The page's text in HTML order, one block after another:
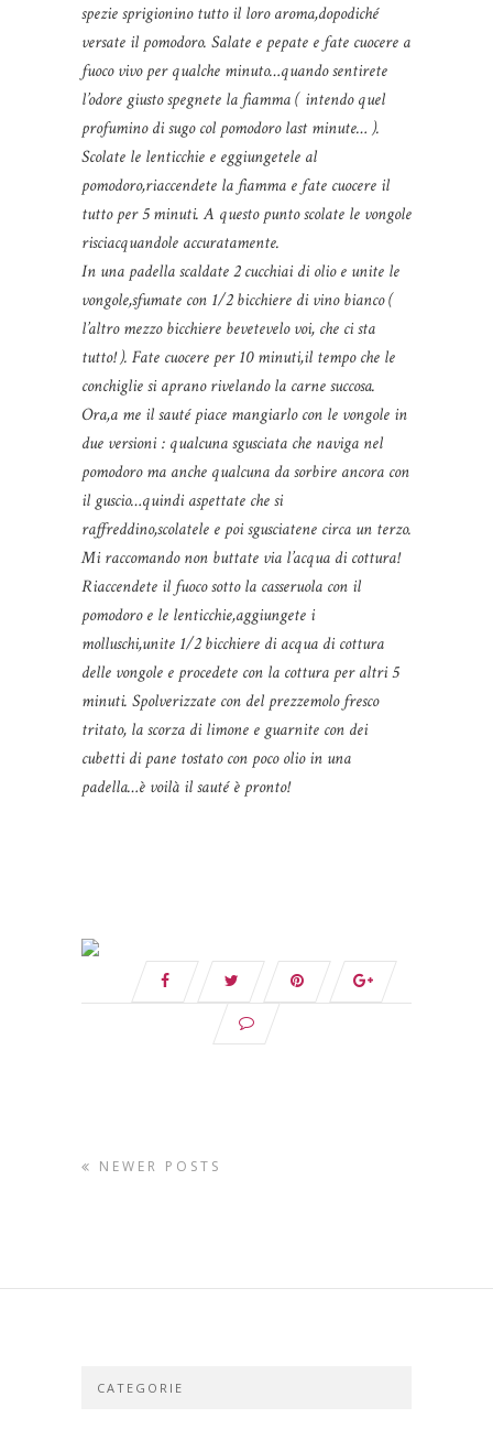
spezie sprigionino tutto il loro aroma,dopodiché
versate il pomodoro. Salate e pepate e fate cuocere a
fuoco vivo per qualche minuto…quando sentirete
l’odore giusto spegnete la fiamma ( intendo quel
profumino di sugo col pomodoro last minute… ).
Scolate le lenticchie e eggiungetele al
pomodoro,riaccendete la fiamma e fate cuocere il
tutto per 5 minuti. A questo punto scolate le vongole
risciacquandole accuratamente.
In una padella scaldate 2 cucchiai di olio e unite le
vongole,sfumate con 1/2 bicchiere di vino bianco (
l’altro mezzo bicchiere bevetevelo voi, che ci sta
tutto! ). Fate cuocere per 10 minuti,il tempo che le
conchiglie si aprano rivelando la carne succosa.
Ora,a me il sauté piace mangiarlo con le vongole in
due versioni : qualcuna sgusciata che naviga nel
pomodoro ma anche qualcuna da sorbire ancora con
il guscio…quindi aspettate che si
raffreddino,scolatele e poi sgusciatene circa un terzo.
Mi raccomando non buttate via l’acqua di cottura!
Riaccendete il fuoco sotto la casseruola con il
pomodoro e le lenticchie,aggiungete i
molluschi,unite 1/2 bicchiere di acqua di cottura
delle vongole e procedete con la cottura per altri 5
minuti. Spolverizzate con del prezzemolo fresco
tritato, la scorza di limone e guarnite con dei
cubetti di pane tostato con poco olio in una
padella…è voilà il sauté è pronto!
NEWER POSTS
CATEGORIE